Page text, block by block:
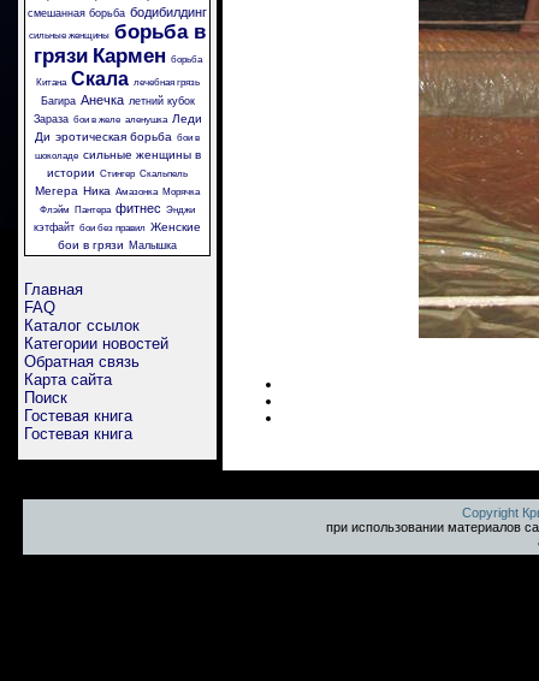
смешанная борьба бодибилдинг
сильные женщины борьба в
грязи Кармен борьба
Китана Скала лечебная грязь
Багира Анечка летний кубок
Зараза бои в желе аленушка
Леди
Ди эротическая борьба бои в
шоколаде сильные женщины в
истории Стингер Скальпель
Мегера Ника Амазонка Морячка
Флэйм
Пантера фитнес Энджи
кэтфайт бои без правил Женские
бои в грязи Малышка
Главная
FAQ
Каталог ссылок
Категории новостей
Обратная связь
Карта сайта
Поиск
Гостевая книга
Гостевая книга
Copyright
при использовании материалов